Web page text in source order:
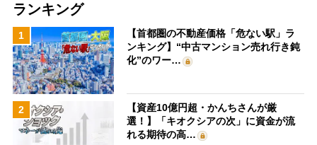
ランキング
1
【首都圏の不動産価格「危ない駅」ラ
ンキング】“中古マンション売れ行き鈍
化”のワー…
2
【資産10億円超・かんちさんが厳
選！】「キオクシアの次」に資金が流
れる期待の高…